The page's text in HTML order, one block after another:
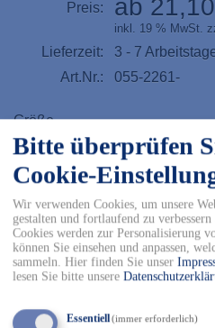
Bitte überprüfen
Cookie-
Wir verwenden Cookies, um unsere
gestalten und fortlaufend zu
Cookies werden zur Personalisierung
können Sie einsehen und anpassen,
sammeln. Hier finden Sie unser
lesen Sie bitte unsere
Essentiell(immer erforderlich)
Preis: ab
inkl. 19 % MwSt.
Lieferzeit:
3 - 7
Art.Nr.:
055-2261-
Größe
S M
2XL 3XL
-